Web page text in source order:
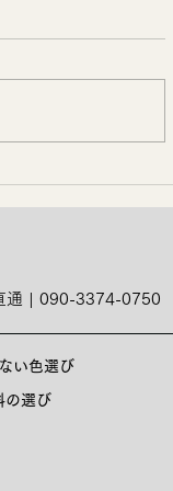
🐙
通 | 090-3374-0750
い色選び
の選び